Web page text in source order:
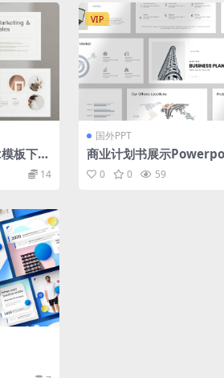
板下载
14
VIP
国外PPT
商业计划书展示
载 Business Plan
0 0 59